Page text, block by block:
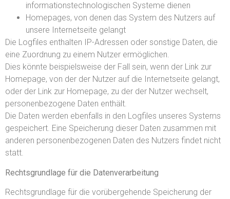
informationstechnologischen Systeme dienen
Homepages, von denen das System des Nutzers auf
unsere Internetseite gelangt
Die Logfiles enthalten IP-Adressen oder sonstige Daten, die
eine Zuordnung zu einem Nutzer ermöglichen.
Dies könnte beispielsweise der Fall sein, wenn der Link zur
Homepage, von der der Nutzer auf die Internetseite gelangt,
oder der Link zur Homepage, zu der der Nutzer wechselt,
personenbezogene Daten enthält.
Die Daten werden ebenfalls in den Logfiles unseres Systems
gespeichert. Eine Speicherung dieser Daten zusammen mit
anderen personenbezogenen Daten des Nutzers findet nicht
statt.
Rechtsgrundlage für die Datenverarbeitung
Rechtsgrundlage für die vorübergehende Speicherung der